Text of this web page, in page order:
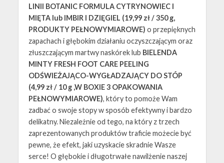
LINII BOTANIC FORMULA CYTRYNOWIEC I
MIĘTA lub IMBIR I DZIĘGIEL (19,99 zł / 350 g,
PRODUKTY PEŁNOWYMIAROWE) o przepięknych
zapachach i głębokim działaniu oczyszczającym oraz
złuszczającym martwy naskórek lub BIELENDA
MINTY FRESH FOOT CARE PEELING
ODŚWIEŻAJĄCO-WYGŁADZAJĄCY DO STÓP
(4,99 zł / 10 g ,W BOXIE 3 OPAKOWANIA
PEŁNOWYMIAROWE), który to pomoże Wam
zadbać o swoje stopy w sposób efektywny i bardzo
delikatny. Niezależnie od tego, na który z trzech
zaprezentowanych produktów traficie możecie być
pewne, że efekt, jaki uzyskacie skradnie Wasze
serce! O głębokie i długotrwałe nawilżenie naszej